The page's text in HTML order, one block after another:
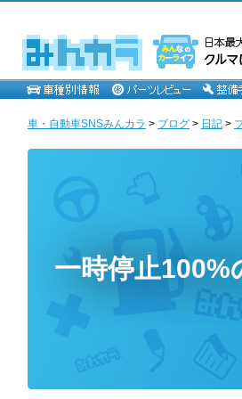
車・自動車SNSみんカラ > ブログ > 日記 >
一時停止100%